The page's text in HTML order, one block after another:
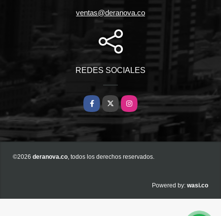
ventas@deranova.co
REDES SOCIALES
Facebook
X Instagram
©2026 deranova.co , todos los derechos reservados.
Powered by: wasi.co